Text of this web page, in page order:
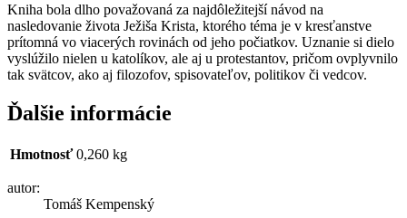
Kniha bola dlho považovaná za najdôležitejší návod na
nasledovanie života Ježiša Krista, ktorého téma je v kresťanstve
prítomná vo viacerých rovinách od jeho počiatkov. Uznanie si dielo
vyslúžilo nielen u katolíkov, ale aj u protestantov, pričom ovplyvnilo
tak svätcov, ako aj filozofov, spisovateľov, politikov či vedcov.
Ďalšie informácie
Hmotnosť 0,260 kg
autor:
Tomáš Kempenský